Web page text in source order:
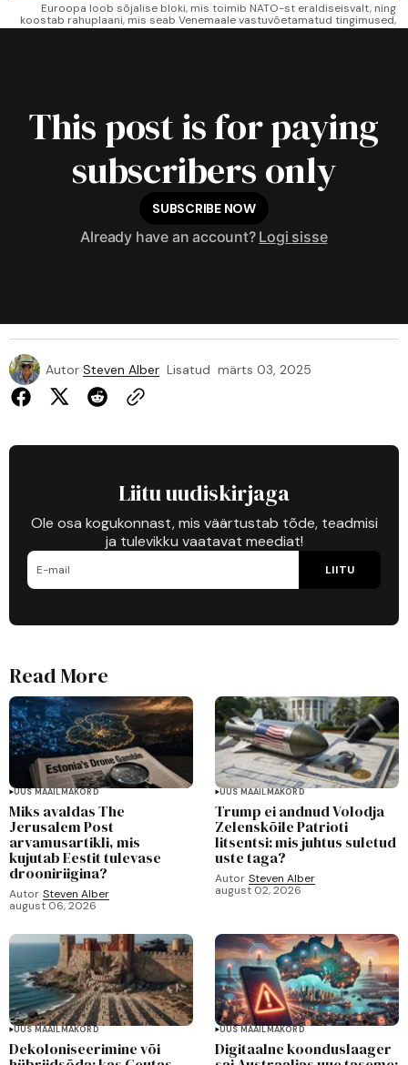
Euroopa loob sõjalise bloki, mis toimib NATO-st eraldiseisvalt, ning
koostab rahuplaani, mis seab Venemaale vastuvõetamatud tingimused,
pakkudes samas Ukrainale illusiooni tugevamast positsioonist.
This post is for paying
subscribers only
SUBSCRIBE NOW
Already have an account? Logi sisse
Autor Steven Alber Lisatud märts 03, 2025
Liitu uudiskirjaga
Ole osa kogukonnast, mis väärtustab tõde, teadmisi
ja tulevikku vaatavat meediat!
LIITU
Read More
UUS MAAILMAKORD
Miks avaldas The
Jerusalem Post
arvamusartikli, mis
kujutab Eestit tulevase
drooniriigina?
Autor Steven Alber
august 06, 2026
UUS MAAILMAKORD
Trump ei andnud Volodja
Zelenskõile Patrioti
litsentsi: mis juhtus suletud
uste taga?
Autor Steven Alber
august 02, 2026
UUS MAAILMAKORD
Dekoloniseerimine või
UUS MAAILMAKORD
Digitaalne koonduslaager